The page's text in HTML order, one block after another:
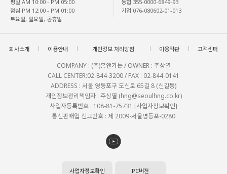
평일 AM 10:00 - PM 05:00
점심 PM 12:00 - PM 01:00
토요일, 일요일, 공휴일
농협 355-0000-6849-93
기업 076-080602-01-013
회사소개 이용안내 개인정보 처리방침 이용약관 고객센터
COMPANY : (주)홈앤가든 / OWNER : 주상열
CALL CENTER:02-844-3200 / FAX : 02-844-0141
ADDRESS : 서울 영등포구 도신로 65길 8 (신길동)
개인정보관리책임자 : 주상열 (hng@seoulhng.co.kr)
사업자등록번호 : 108-81-75731 [사업자정보확인]
통신판매업 신고번호 : 제 2009-서울영등포-0280
사업자정보확인 PC버전